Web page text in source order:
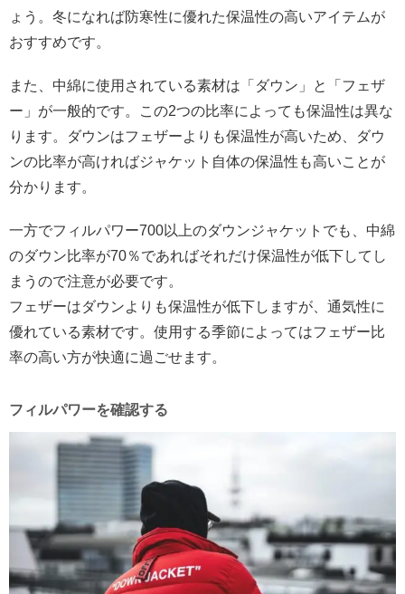
ょう。冬になれば防寒性に優れた保温性の高いアイテムが
おすすめです。
また、中綿に使用されている素材は「ダウン」と「フェザ
ー」が一般的です。この2つの比率によっても保温性は異な
ります。ダウンはフェザーよりも保温性が高いため、ダウ
ンの比率が高ければジャケット自体の保温性も高いことが
分かります。
一方でフィルパワー700以上のダウンジャケットでも、中綿
のダウン比率が70％であればそれだけ保温性が低下してし
まうので注意が必要です。
フェザーはダウンよりも保温性が低下しますが、通気性に
優れている素材です。使用する季節によってはフェザー比
率の高い方が快適に過ごせます。
フィルパワーを確認する